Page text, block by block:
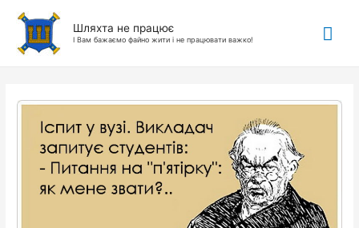
Шляхта не працює
І Вам бажаємо файно жити і не працювати важко!